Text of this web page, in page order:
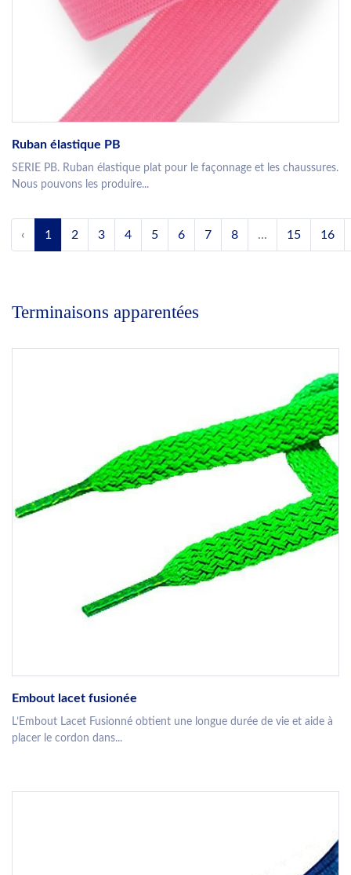
Ruban élastique PB
SERIE PB. Ruban élastique plat pour le façonnage et les chaussures.
Nous pouvons les produire...
‹ 1 2 3 4 5 6 7 8 ... 15 16
Terminaisons apparentées
Embout lacet fusionée
L’Embout Lacet Fusionné obtient une longue durée de vie et aide à
placer le cordon dans...